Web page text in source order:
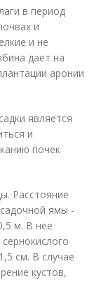
в период
и
и не
дает на
аронии
является
и
почек
Расстояние
ямы -
м. В нее
см. В случае
кустов,